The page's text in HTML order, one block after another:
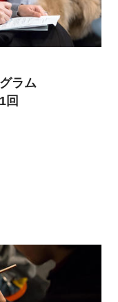
ラム
回